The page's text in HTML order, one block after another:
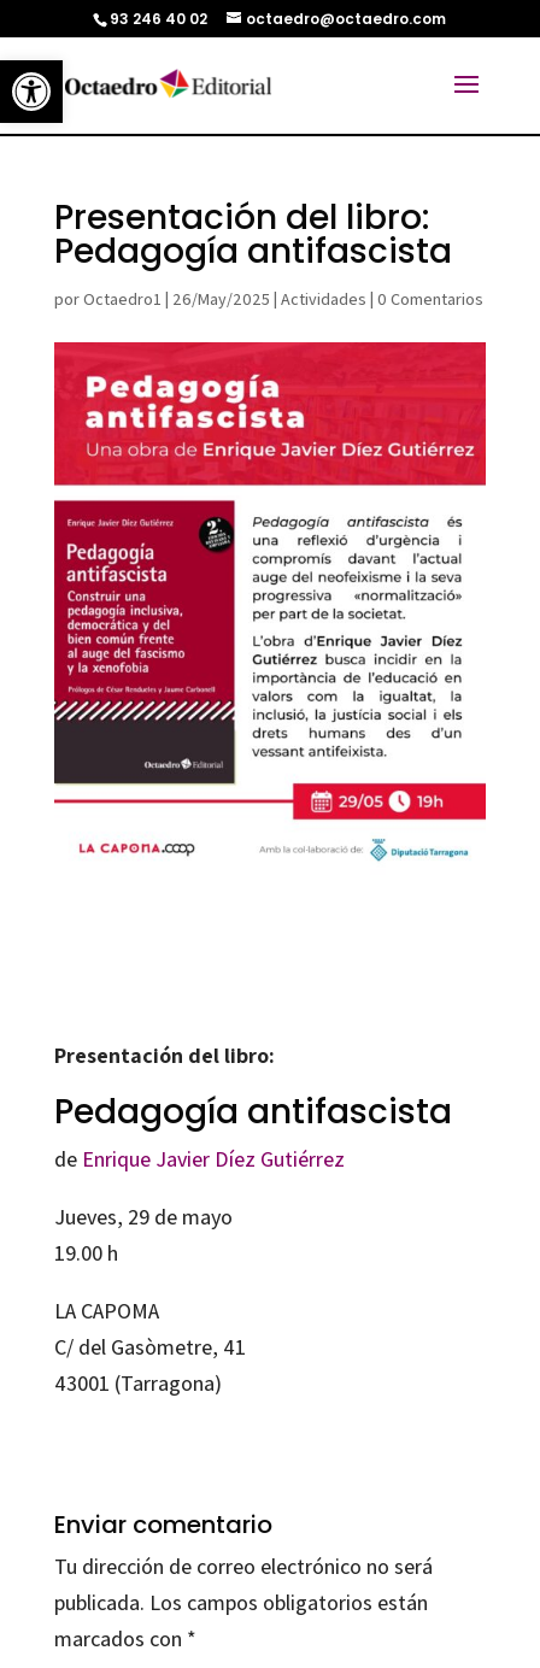
Abrir barra de herramientas
93 246 40 02 octaedro@octaedro.com
Presentación del libro:
Pedagogía antifascista
porOctaedro1 | 26/May/2025 | Actividades | 0 Comentarios
Presentación del libro:
Pedagogía antifascista
de Enrique Javier Díez Gutiérrez
Jueves, 29 de mayo
19.00 h
LA CAPOMA
C/ del Gasòmetre, 41
43001 (Tarragona)
Enviar comentario
Tu dirección de correo electrónico no será
publicada. Los campos obligatorios están
marcados con *